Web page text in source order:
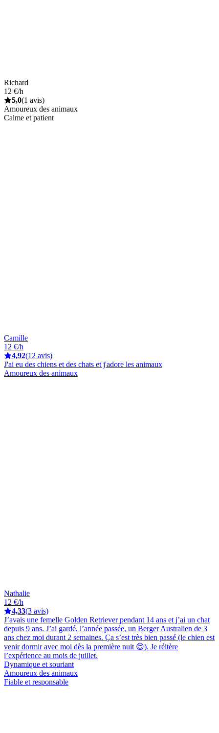
Richard
12 €/h
5,0(1 avis)
Amoureux des animaux
Calme et patient
Camille
12 €/h
4,92(12 avis)
J'ai eu des chiens et des chats et j'adore les animaux
Amoureux des animaux
Nathalie
12 €/h
4,33(3 avis)
J’avais une femelle Golden Retriever pendant 14 ans et j’ai un chat
depuis 9 ans. J’ai gardé, l’année passée, un Berger Australien de 3
ans chez moi durant 2 semaines. Ça s’est très bien passé (le chien est
venir dormir avec moi dès la première nuit 😊). Je réitère
l’expérience au mois de juillet.
Dynamique et souriant
Amoureux des animaux
Fiable et responsable